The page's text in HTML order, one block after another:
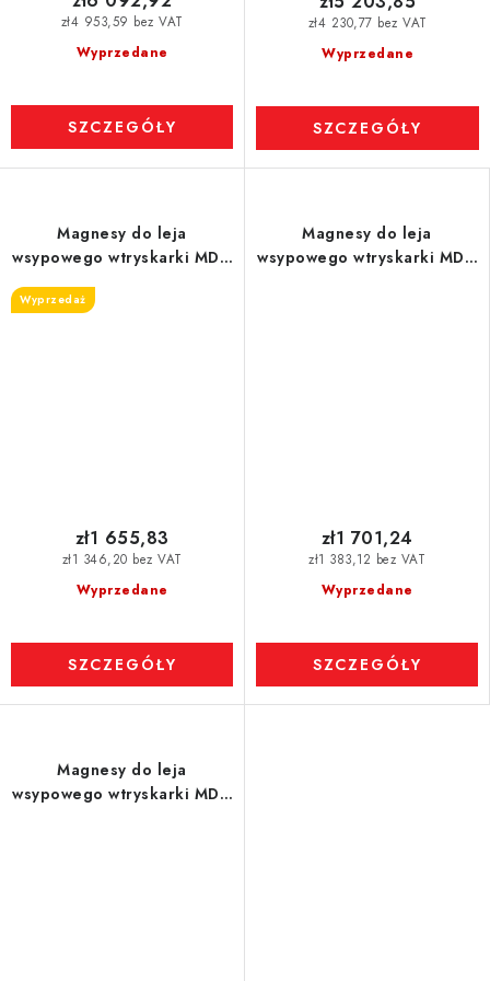
Wyprzedane
zł4 953,59 bez VAT
SZCZEGÓŁY
Wyprzedane
zł4 230,77 bez VAT
SZCZEGÓŁY
Magnesy do leja
wsypowego wtryskarki MDN
200 MVM-EKO
Wyprzedaż
Wyprzedane
zł1 346,20 bez VAT
zł1 655,83
SZCZEGÓŁY
Magnesy do leja
wsypowego wtryskarki MDN
Wyprzedane
zł1 383,12 bez VAT
zł1 701,24
SZCZEGÓŁY
Magnesy do leja
wsypowego wtryskarki MDN